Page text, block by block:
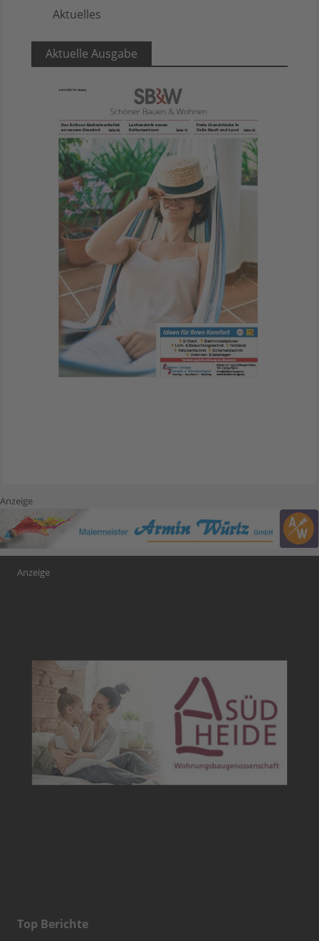
Aktuelles
Aktuelle Ausgabe
Anzeige
Anzeige
Top Berichte